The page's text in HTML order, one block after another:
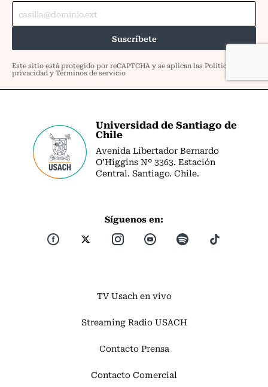
Universidad de Santiago de
Chile
Avenida Libertador Bernardo
O’Higgins Nº 3363. Estación
Central. Santiago. Chile.
Síguenos en:
TV Usach en vivo
Streaming Radio USACH
Contacto Prensa
Contacto Comercial